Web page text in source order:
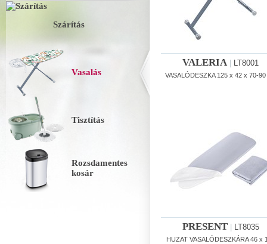
Szárítás
Vasalás
Tisztítás
Rozsdamentes
kosár
VALERIA LT8001
VASALÓDESZKA 125 x 42 x 70-
PRESENT| LT8035
HUZAT VASALÓDESZKÁRA 46 x